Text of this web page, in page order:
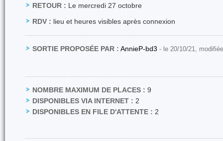
RETOUR : Le mercredi 27 octobre
RDV : lieu et heures visibles après connexion
SORTIE PROPOSÉE PAR : AnnieP-bd3 - le 20/10/21,
NOMBRE MAXIMUM DE PLACES : 9
DISPONIBLES VIA INTERNET : 2
DISPONIBLES EN FILE D'ATTENTE : 2